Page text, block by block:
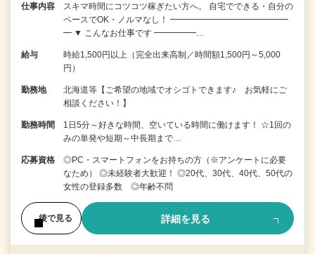
仕事内容
スキマ時間にコツコツ稼ぎたい方へ。 自宅でできる・自分の
ペースでOK・ノルマなし！ ━━━━━━━━━━━━━━
━ ▼ こんなお仕事です ━━━━━…
給与
時給1,500円以上（完全出来高制／時間額1,500円～5,000
円）
勤務地
北海道等【ご希望の地域でオシゴトできます♪ お気軽にご
相談ください！】
勤務時間
1日5分～好きな時間、空いている時間に働けます！ ☆1回の
みの単発や短期～中長期まで…
応募資格
◎PC・スマートフォンをお持ちの方（※アンケートに必要
なため） ◎未経験者大歓迎！ ◎20代、30代、40代、50代の
女性の登録多数 ◎年齢不問
後で見る 詳細を見る